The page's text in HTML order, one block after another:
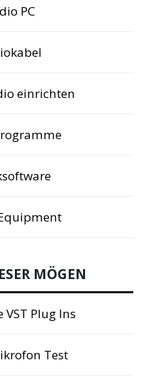
PC
einrichten
MÖGEN
VST Plug Ins
Test